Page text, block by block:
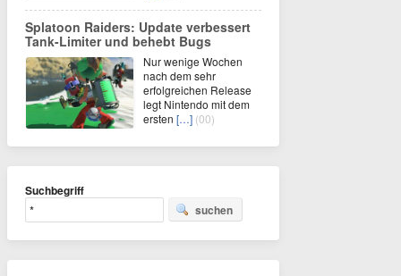
Splatoon Raiders: Update verbessert
Tank-Limiter und behebt Bugs
Nur wenige Wochen
nach dem sehr
erfolgreichen Release
legt Nintendo mit dem
ersten […] (00)
Suchbegriff
suchen